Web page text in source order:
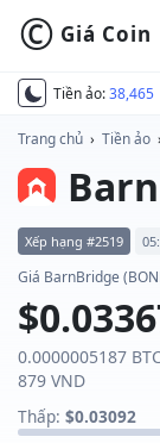
Tiền ảo:38,465
© Giá Coin
Trang chủ › Tiền ảo ›
Xếp hạng #2519
Giá BarnBridge
0.0000005187 BTC
879 VND
Thấp: $0.03092